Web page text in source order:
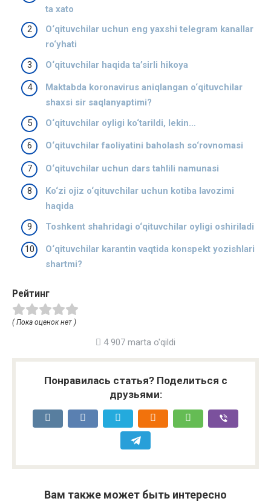
ta xato
O‘qituvchilar uchun eng yaxshi telegram kanallar
ro‘yhati
O‘qituvchilar haqida ta’sirli hikoya
Maktabda koronavirus aniqlangan o‘qituvchilar
shaxsi sir saqlanyaptimi?
O‘qituvchilar oyligi ko‘tarildi, lekin…
O‘qituvchilar faoliyatini baholash so‘rovnomasi
O‘qituvchilar uchun dars tahlili namunasi
Ko‘zi ojiz o‘qituvchilar uchun kotiba lavozimi
haqida
Toshkent shahridagi o‘qituvchilar oyligi oshiriladi
O‘qituvchilar karantin vaqtida konspekt yozishlari
shartmi?
Рейтинг
( Пока оценок нет )
4 907 marta o'qildi
Понравилась статья? Поделиться с
друзьями:
Вам также может быть интересно